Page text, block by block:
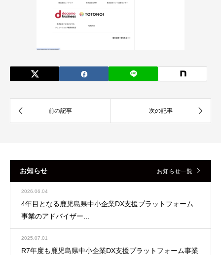
お知らせ お知らせ一覧
2026.06.04
4年目となる鹿児島県中小企業DX支援プラットフォーム
事業のアドバイザー...
2025.07.01
R7年度も鹿児島県中小企業DX支援プラットフォーム事業